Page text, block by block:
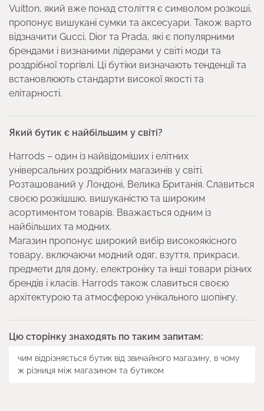
Vuitton, який вже понад століття є символом розкоші,
пропонує вишукані сумки та аксесуари. Також варто
відзначити Gucci, Dior та Prada, які є популярними
брендами і визнаними лідерами у світі моди та
роздрібної торгівлі. Ці бутіки визначають тенденції та
встановлюють стандарти високої якості та
елітарності.
Який бутик є найбільшим у світі?
Harrods – один із найвідоміших і елітних
універсальних роздрібних магазинів у світі.
Розташований у Лондоні, Велика Британія. Славиться
своєю розкішшю, вишуканістю та широким
асортиментом товарів. Вважається одним із
найбільших та модних.
Магазин пропонує широкий вибір високоякісного
товару, включаючи модний одяг, взуття, прикраси,
предмети для дому, електроніку та інші товари різних
брендів і класів. Harrods також славиться своєю
архітектурою та атмосферою унікального шопінгу.
Цю сторінку знаходять по таким запитам:
чим відрізняється бутик від звичайного магазину, в чому
ж різниця між магазином та бутиком